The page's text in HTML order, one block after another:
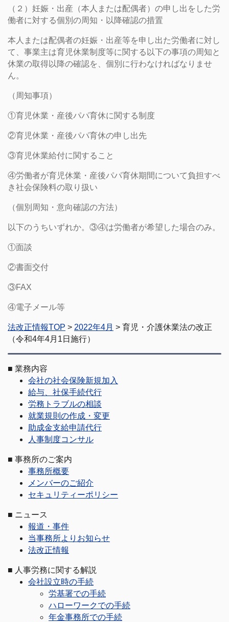
（２）妊娠・出産（本人または配偶者）の申し出をした労
働者に対する個別の周知・以降確認の措置
本人または配偶者の妊娠・出産等を申し出た労働者に対し
て、事業主は育児休業制度等に関する以下の事項の周知と
休業の取得以降の確認を、個別に行わなければなりませ
ん。
（周知事項）
①育児休業・産後パパ育休に関する制度
②育児休業・産後パパ育休の申し出先
③育児休業給付に関すること
④労働者が育児休業・産後パパ育休期間について負担すべ
き社会保険料の取り扱い
（個別周知・意向確認の方法）
以下のうちいずれか。③④は労働者が希望した場合のみ。
①面談
②書面交付
③FAX
④電子メール等
法改正情報TOP > 2022年4月 > 育児・介護休業法の改正
（令和4年4月1日施行）
■ 業務内容
会社の社会保険新規加入
給与、社保手続代行
労務トラブルの相談
就業規則の作成・変更
助成金支給申請代行
人事制度コンサル
■ 事務所のご案内
事務所概要
メンバーのご紹介
セキュリティーポリシー
■ ニュース
報道・事件
当事務所よりお知らせ
法改正情報
■ 人事労務に関する解説
会社設立時の手続
労基署での手続
ハローワークでの手続
年金事務所での手続